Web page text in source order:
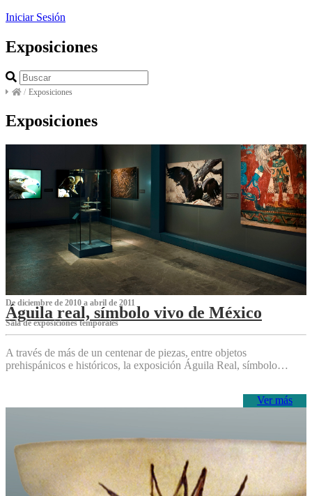
Iniciar Sesión
Exposiciones
/ Exposiciones
Exposiciones
De diciembre de 2010 a abril de 2011
Águila real, símbolo vivo de México
Sala de exposiciones temporales
A través de más de un centenar de piezas, entre objetos
prehispánicos e históricos, la exposición Águila Real, símbolo…
Ver más